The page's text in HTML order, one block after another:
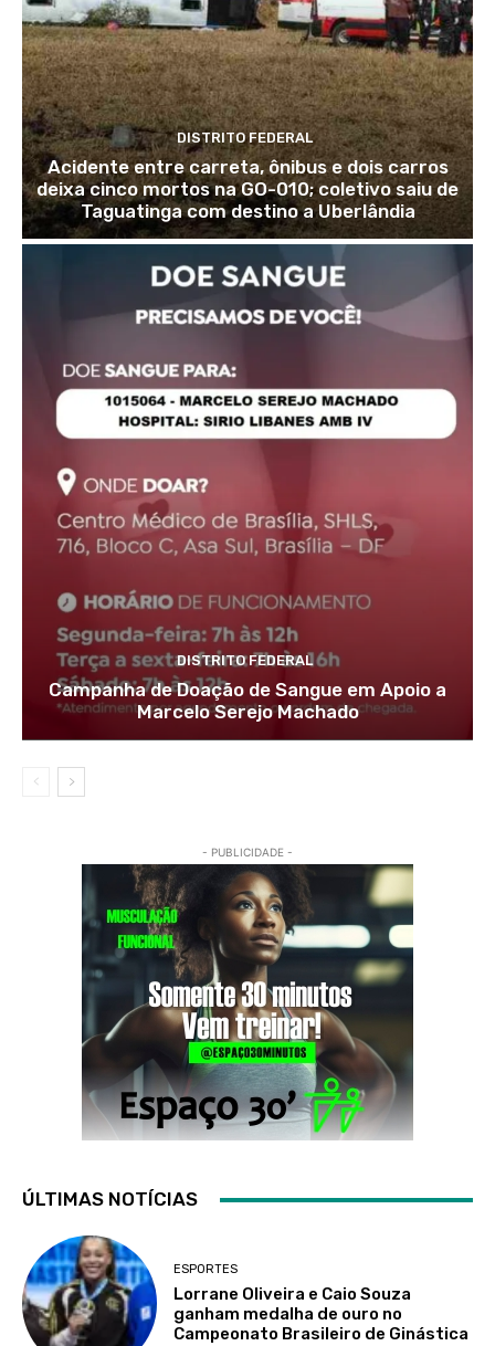
DISTRITO FEDERAL
Acidente entre carreta, ônibus e dois carros
deixa cinco mortos na GO-010; coletivo saiu de
Taguatinga com destino a Uberlândia
DISTRITO FEDERAL
Campanha de Doação de Sangue em Apoio a
Marcelo Serejo Machado
- PUBLICIDADE -
ÚLTIMAS NOTÍCIAS
ESPORTES
Lorrane Oliveira e Caio Souza
ganham medalha de ouro no
Campeonato Brasileiro de Ginástica